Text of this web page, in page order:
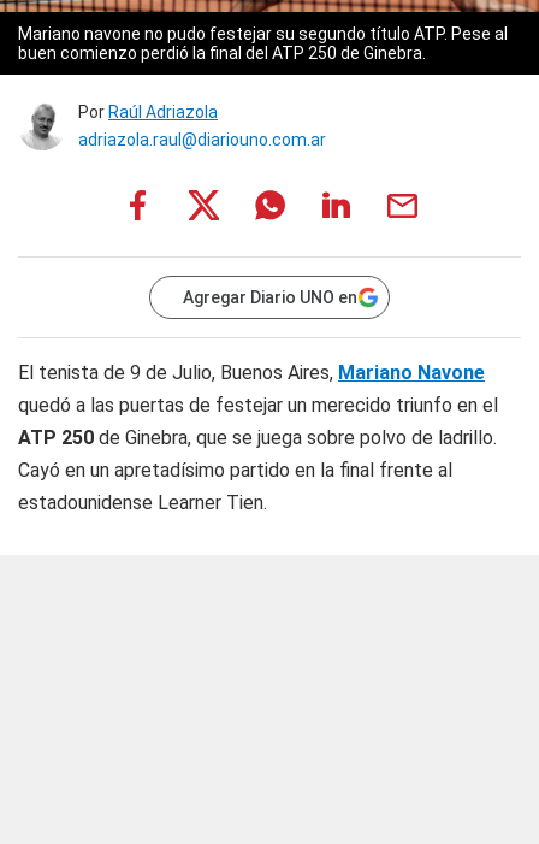
Mariano navone no pudo festejar su segundo título ATP. Pese al
buen comienzo perdió la final del ATP 250 de Ginebra.
Por Raúl Adriazola
adriazola.raul@diariouno.com.ar
Agregar Diario UNO en
El tenista de 9 de Julio, Buenos Aires, Mariano Navone
quedó a las puertas de festejar un merecido triunfo en el
ATP 250 de Ginebra, que se juega sobre polvo de ladrillo.
Cayó en un apretadísimo partido en la final frente al
estadounidense Learner Tien.